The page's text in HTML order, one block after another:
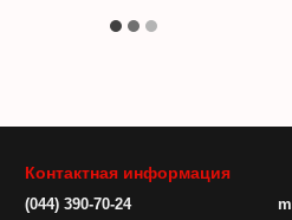
Контактная информация
(044) 390-70-24